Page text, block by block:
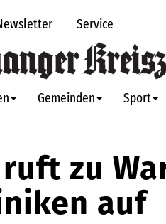
Service
Gemeinden Sport
zu
auf